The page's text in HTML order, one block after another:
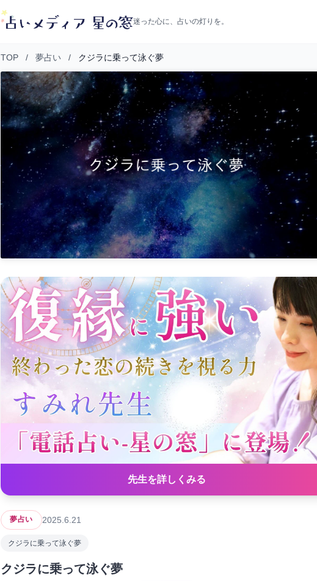
迷った心に、占いの灯りを。
TOP / 夢占い / クジラに乗って泳ぐ夢
先生を詳しくみる
夢占い 2025.6.21
クジラに乗って泳ぐ夢
クジラに乗って泳ぐ夢